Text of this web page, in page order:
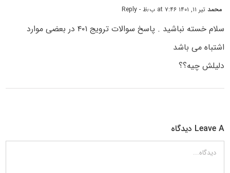
محمدتیر ۱۱, ۱۴۰۱ at ۷:۴۶ ب٫ظ - Reply
سلام خسته نباشید . پاسخ سوالات ترویج ۴۰۱ در بعضی موارد
اشتباه می باشد
دلیلش چیه؟؟
Leave A دیدگاه
دیدگاه